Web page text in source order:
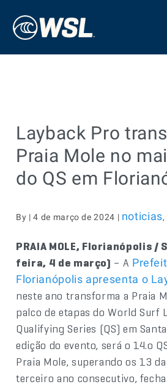
Layback Pro
Praia Mole no
do QS em
By | 4 de março de 2024 | noticias,
PRAIA MOLE, Florianópolis /
feira, 4 de março) – A
Florianópolis apresenta o
neste ano transforma a Praia
palco de etapas do World Surf
Qualifying Series (QS) em
edição do evento, será o 14.o
Praia Mole, superando os 13
terceiro ano consecutivo,